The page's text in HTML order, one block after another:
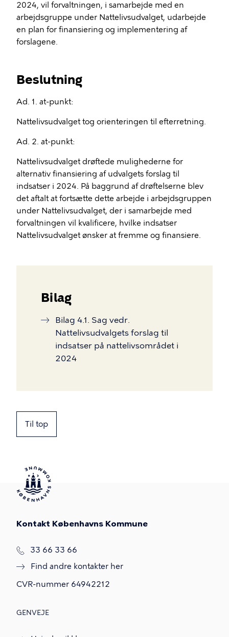
2024, vil forvaltningen, i samarbejde med en
arbejdsgruppe under Nattelivsudvalget, udarbejde
en plan for finansiering og implementering af
forslagene.
Beslutning
Ad. 1. at-punkt:
Nattelivsudvalget tog orienteringen til efterretning.
Ad. 2. at-punkt:
Nattelivsudvalget drøftede mulighederne for
alternativ finansiering af udvalgets forslag til
indsatser i 2024. På baggrund af drøftelserne blev
det aftalt at fortsætte dette arbejde i arbejdsgruppen
under Nattelivsudvalget, der i samarbejde med
forvaltningen vil kvalificere, hvilke indsatser
Nattelivsudvalget ønsker at fremme og finansiere.
Bilag
Bilag 4.1. Sag vedr.
Nattelivsudvalgets forslag til
indsatser på nattelivsområdet i
2024
Til top
Kontakt Københavns Kommune
T
f
33 66 33 66
Find andre kontakter her
CVR-nummer 64942212
GENVEJE